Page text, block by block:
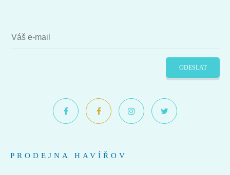
ODESLAT
PRODEJNA HAVÍŘOV